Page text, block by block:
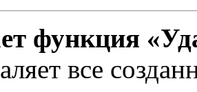
функция
все